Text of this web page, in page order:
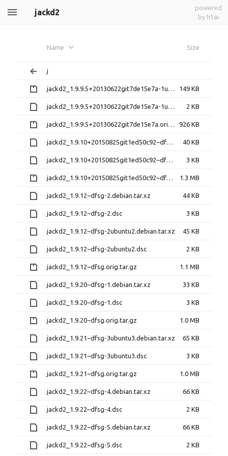
jackd2
powered
by h5ai
Name Size
j
jackd2_1.9.9.5+20130622git7de15e7a-1ubuntu1.debian.tar.gz 149 KB
jackd2_1.9.9.5+20130622git7de15e7a-1ubuntu1.dsc 2 KB
jackd2_1.9.9.5+20130622git7de15e7a.orig.tar.gz 926 KB
jackd2_1.9.10+20150825git1ed50c92~dfsg-1ubuntu1.debian.tar.xz 40 KB
jackd2_1.9.10+20150825git1ed50c92~dfsg-1ubuntu1.dsc 3 KB
jackd2_1.9.10+20150825git1ed50c92~dfsg.orig.tar.gz 1.3 MB
jackd2_1.9.12~dfsg-2.debian.tar.xz 44 KB
jackd2_1.9.12~dfsg-2.dsc 3 KB
jackd2_1.9.12~dfsg-2ubuntu2.debian.tar.xz 45 KB
jackd2_1.9.12~dfsg-2ubuntu2.dsc 2 KB
jackd2_1.9.12~dfsg.orig.tar.gz 1.1 MB
jackd2_1.9.20~dfsg-1.debian.tar.xz 33 KB
jackd2_1.9.20~dfsg-1.dsc 3 KB
jackd2_1.9.20~dfsg.orig.tar.gz 1.0 MB
jackd2_1.9.21~dfsg-3ubuntu3.debian.tar.xz 65 KB
jackd2_1.9.21~dfsg-3ubuntu3.dsc 3 KB
jackd2_1.9.21~dfsg.orig.tar.gz 1.0 MB
jackd2_1.9.22~dfsg-4.debian.tar.xz 66 KB
jackd2_1.9.22~dfsg-4.dsc 2 KB
jackd2_1.9.22~dfsg-5.debian.tar.xz 66 KB
jackd2_1.9.22~dfsg-5.dsc 2 KB